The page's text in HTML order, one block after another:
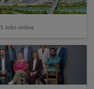
5 Jobs online